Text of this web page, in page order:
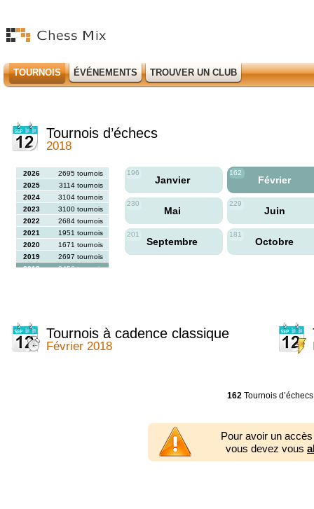
TOURNOIS ÉVÉNEMENTS TROUVER UN CLUB
Tournois d’échecs
2018
2026
2695 tournois
2025
3114 tournois
2024
3104 tournois
2023
3100 tournois
2022
2684 tournois
2021
1951 tournois
2020
1671 tournois
2019
2697 tournois
2018
2456 tournois
2013
2353 tournois
2012
2556 tournois
2011
2671 tournois
196
Janvier
162
Février
230
Mai
229
Juin
201
Septembre
181
Octobre
Tournois à cadence classique
Février 2018
162 Tournois d’échecs
Pour avoir un
vous devez vous